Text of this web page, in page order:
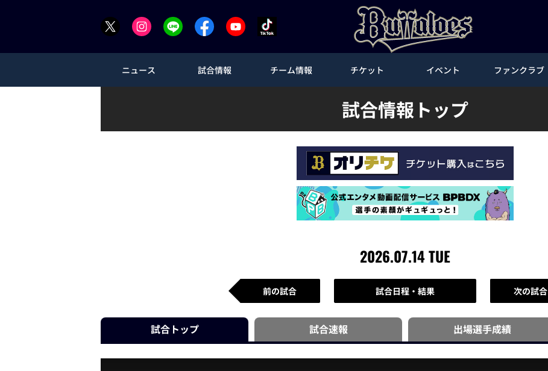
ニュース 試合情報 チーム情報 チケット イベント ファンクラブ
試合情報トップ
2026.07.14 TUE
前の試合 試合日程・結果 次の試合
試合トップ 試合速報 出場選手成績